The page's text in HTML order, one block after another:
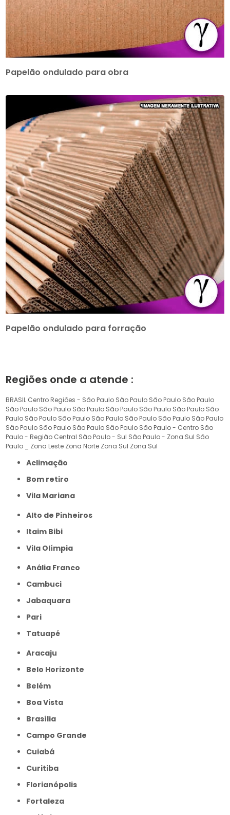
Papelão ondulado para obra
Papelão ondulado para forração
Regiões onde a atende :
BRASIL Centro Regiões - São Paulo São Paulo São Paulo São Paulo
São Paulo São Paulo São Paulo São Paulo São Paulo São Paulo São
Paulo São Paulo São Paulo São Paulo São Paulo São Paulo São Paulo
São Paulo São Paulo São Paulo São Paulo São Paulo - Centro São
Paulo - Região Central São Paulo - Sul São Paulo - Zona Sul São
Paulo _ Zona Leste Zona Norte Zona Sul Zona Sul
Aclimação
Bom retiro
Vila Mariana
Alto de Pinheiros
Itaim Bibi
Vila Olímpia
Anália Franco
Cambuci
Jabaquara
Pari
Tatuapé
Aracaju
Belo Horizonte
Belém
Boa Vista
Brasília
Campo Grande
Cuiabá
Curitiba
Florianópolis
Fortaleza